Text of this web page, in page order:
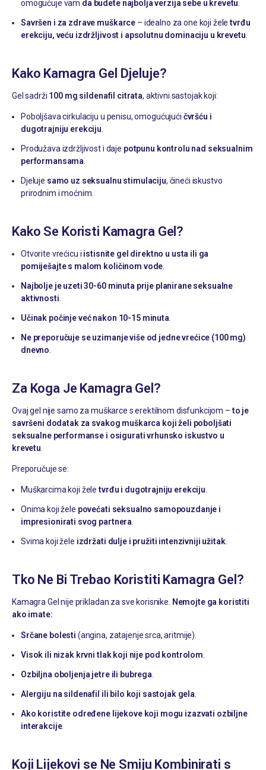
omogućuje vam da budete najbolja verzija sebe u krevetu
Savršen i za zdrave muškarce – idealno za one koji želetvrđu
erekciju, veću izdržljivost i apsolutnu dominaciju u krevetu
Kako Kamagra Gel Djeluje?
Gel sadrži 100 mg sildenafil citrata, aktivni sastojak koji:
Poboljšava cirkulaciju u penisu, omogućujući čvršću i
dugotrajniju erekciju
Produžava izdržljivost i daje potpunu kontrolu nad seksualnim
performansama
Djeluje samo uz seksualnu stimulaciju, čineći iskustvo
prirodnim i moćnim.
Kako Se Koristi Kamagra Gel?
Otvorite vrećicu i istisnite gel direktno u usta ili ga
pomiješajte s malom količinom vode
Najbolje je uzeti 30-60 minuta prije planirane seksualne
aktivnosti
Učinak počinje već nakon 10-15 minuta
Ne preporučuje se uzimanje više od jedne vrećice (100 mg)
dnevno
Za Koga Je Kamagra Gel?
Ovaj gel nije samo za muškarce s erektilnom disfunkcijom –to je
savršeni dodatak za svakog muškarca koji želi poboljšati
seksualne performanse i osigurati vrhunsko iskustvo u
krevetu
Preporučuje se:
Muškarcima koji želetvrđu i dugotrajniju erekciju
Onima koji žele povećati seksualno samopouzdanje i
impresionirati svog partnera
Svima koji žele izdržati dulje i pružiti intenzivniji užitak.
Tko Ne Bi Trebao Koristiti Kamagra Gel?
Kamagra Gel nije prikladan za sve korisnike. Nemojte ga koristiti
ako imate:
Srčane bolesti (angina, zatajenje srca, aritmije).
Visok ili nizak krvni tlak koji nije pod kontrolom
Ozbiljna oboljenja jetre ili bubrega
Alergiju na sildenafil ili bilo koji sastojak gela
Ako koristite određene lijekove koji mogu izazvati ozbiljne
interakcije.
Koji Lijekovi se Ne Smiju Kombinirati s